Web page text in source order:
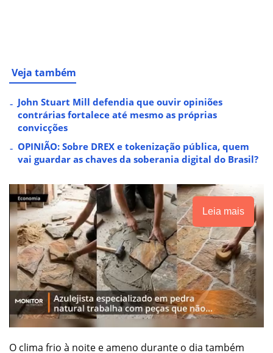
Veja também
John Stuart Mill defendia que ouvir opiniões
contrárias fortalece até mesmo as próprias
convicções
OPINIÃO: Sobre DREX e tokenização pública, quem
vai guardar as chaves da soberania digital do Brasil?
Leia mais
O clima frio à noite e ameno durante o dia também